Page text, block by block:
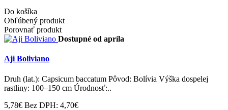
Do košíka
Obľúbený produkt
Porovnať produkt
Dostupné od apríla
Aji Boliviano
Druh (lat.): Capsicum baccatum Pôvod: Bolívia Výška dospelej
rastliny: 100–150 cm Úrodnosť:..
5,78€ Bez DPH: 4,70€